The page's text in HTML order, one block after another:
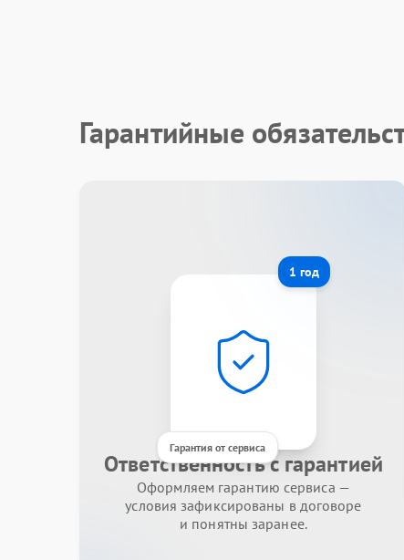
Гарантийные
1 год
Гарантия от сервиса
Ответственность с гарантией
Оформляем гарантию сервиса —
условия зафиксированы в договоре
и понятны заранее.